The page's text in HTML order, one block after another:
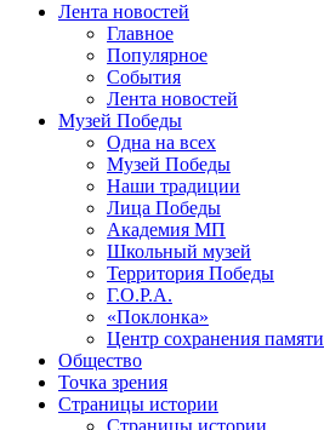
Лента новостей
Главное
Популярное
События
Лента новостей
Музей Победы
Одна на всех
Музей Победы
Наши традиции
Лица Победы
Академия МП
Школьный музей
Территория Победы
Г.О.Р.А.
«Поклонка»
Центр сохранения памяти
Общество
Точка зрения
Страницы истории
Страницы истории